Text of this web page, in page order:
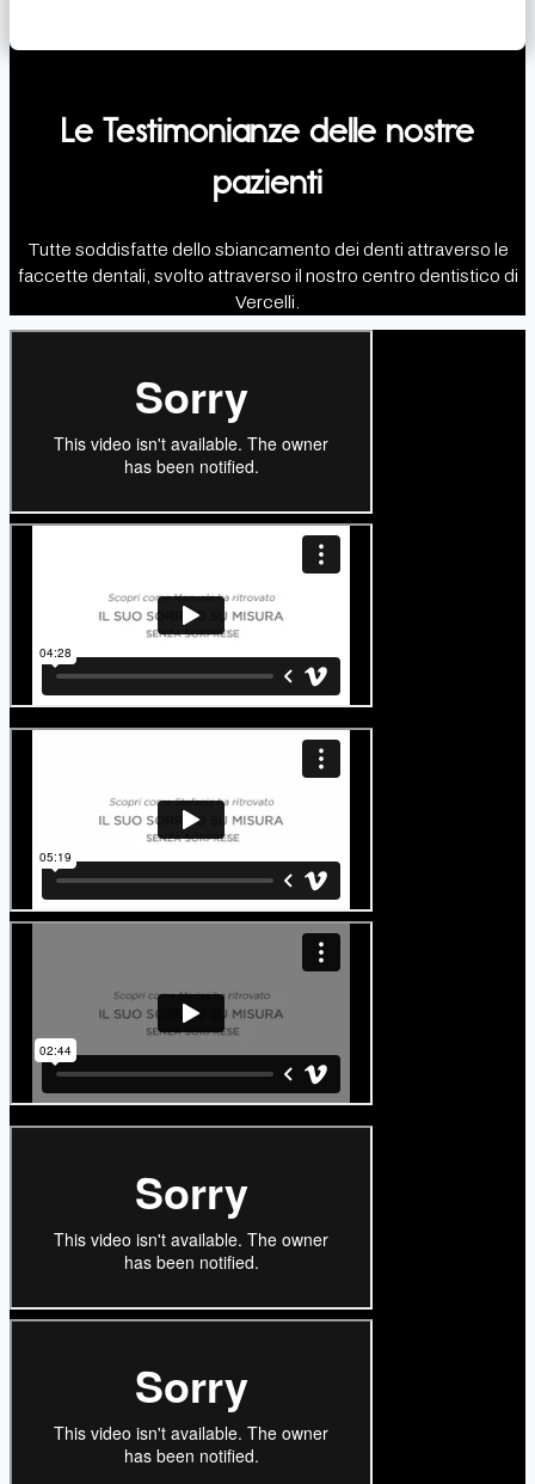
Le Testimonianze delle nostre
pazienti
Tutte soddisfatte dello sbiancamento dei denti attraverso le
faccette dentali, svolto attraverso il nostro centro dentistico di
Vercelli.